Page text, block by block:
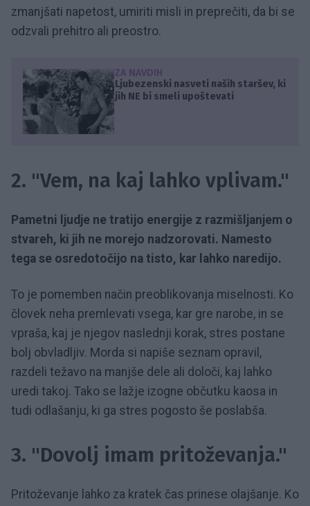
zmanjšati napetost, umiriti misli in preprečiti, da bi se
odzvali prehitro ali preostro.
ZA NAVDIH
Ljubezenski nasveti naših staršev, ki
jih NE bi smeli upoštevati
2. "Vem, na kaj lahko vplivam."
Pametni ljudje ne tratijo energije z razmišljanjem o
stvareh, ki jih ne morejo nadzorovati. Namesto
tega se osredotočijo na tisto, kar lahko naredijo.
To je pomemben način preoblikovanja miselnosti. Ko
človek neha premlevati vsega, kar gre narobe, in se
vpraša, kaj je njegov naslednji korak, stres postane
bolj obvladljiv. Morda si napiše seznam opravil,
razdeli težavo na manjše dele ali določi, kaj lahko
uredi takoj. Tako se lažje izogne občutku kaosa in
tudi odlašanju, ki ga stres pogosto še poslabša.
3. "Dovolj imam pritoževanja."
Pritoževanje lahko za kratek čas prinese olajšanje. Ko